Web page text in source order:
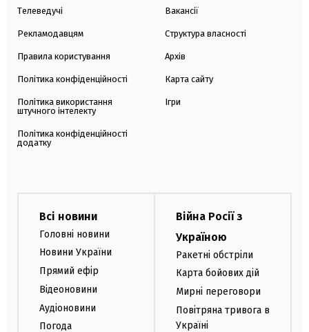
Телеведучі
Рекламодавцям
Правила користування
Політика конфіденційності
Політика використання
штучного інтелекту
Політика конфіденційності
додатку
Вакансії
Структура власності
Архів
Карта сайту
Ігри
Всі новини
Головні новини
Новини України
Прямий ефір
Відеоновини
Аудіоновини
Погода
Війна Росії з
Україною
Ракетні обстріли
Карта бойових дій
Мирні переговори
Повітряна тривога в
Україні